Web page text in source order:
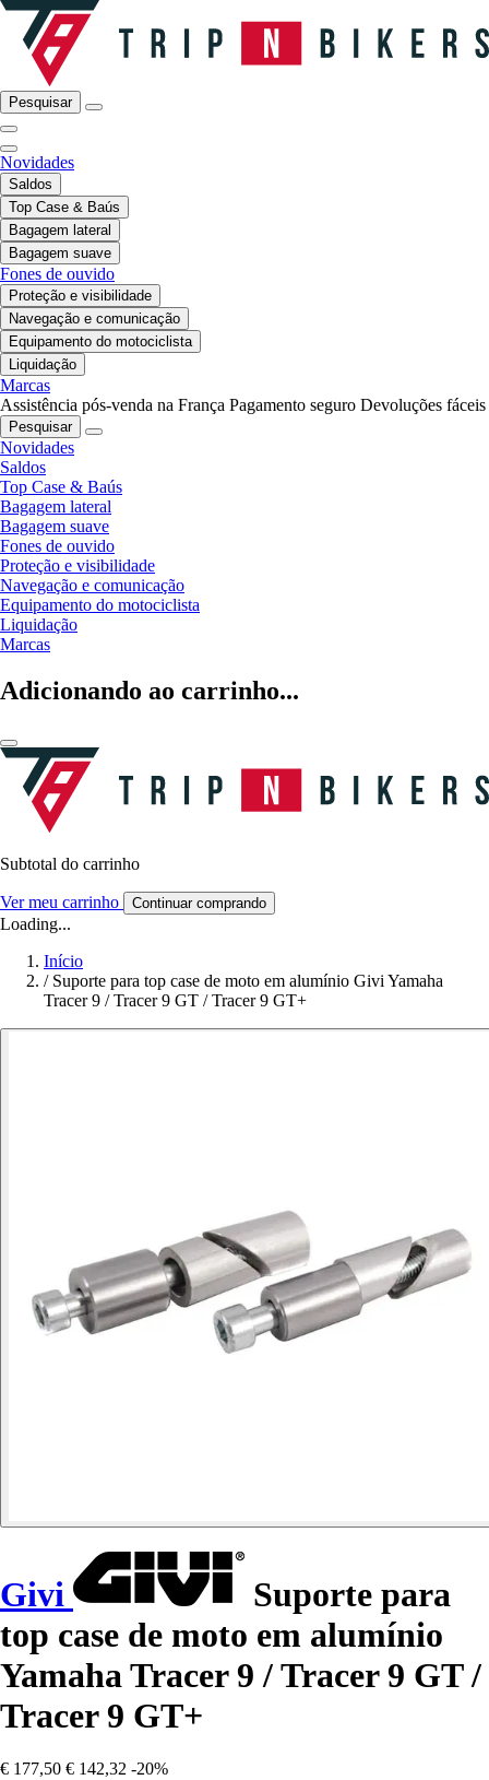
Pesquisar
Novidades
Saldos
Top Case & Baús
Bagagem lateral
Bagagem suave
Fones de ouvido
Proteção e visibilidade
Navegação e comunicação
Equipamento do motociclista
Liquidação
Marcas
Assistência pós-venda na França Pagamento seguro Devoluções fáceis
Pesquisar
Novidades
Saldos
Top Case & Baús
Bagagem lateral
Bagagem suave
Fones de ouvido
Proteção e visibilidade
Navegação e comunicação
Equipamento do motociclista
Liquidação
Marcas
Adicionando ao carrinho...
Subtotal do carrinho
Ver meu carrinho Continuar comprando
Loading...
Início
/ Suporte para top case de moto em alumínio Givi Yamaha
Tracer 9 / Tracer 9 GT / Tracer 9 GT+
Givi
Suporte para
top case de moto em alumínio
Yamaha Tracer 9 / Tracer 9 GT /
Tracer 9 GT+
€ 177,50 € 142,32 -20%